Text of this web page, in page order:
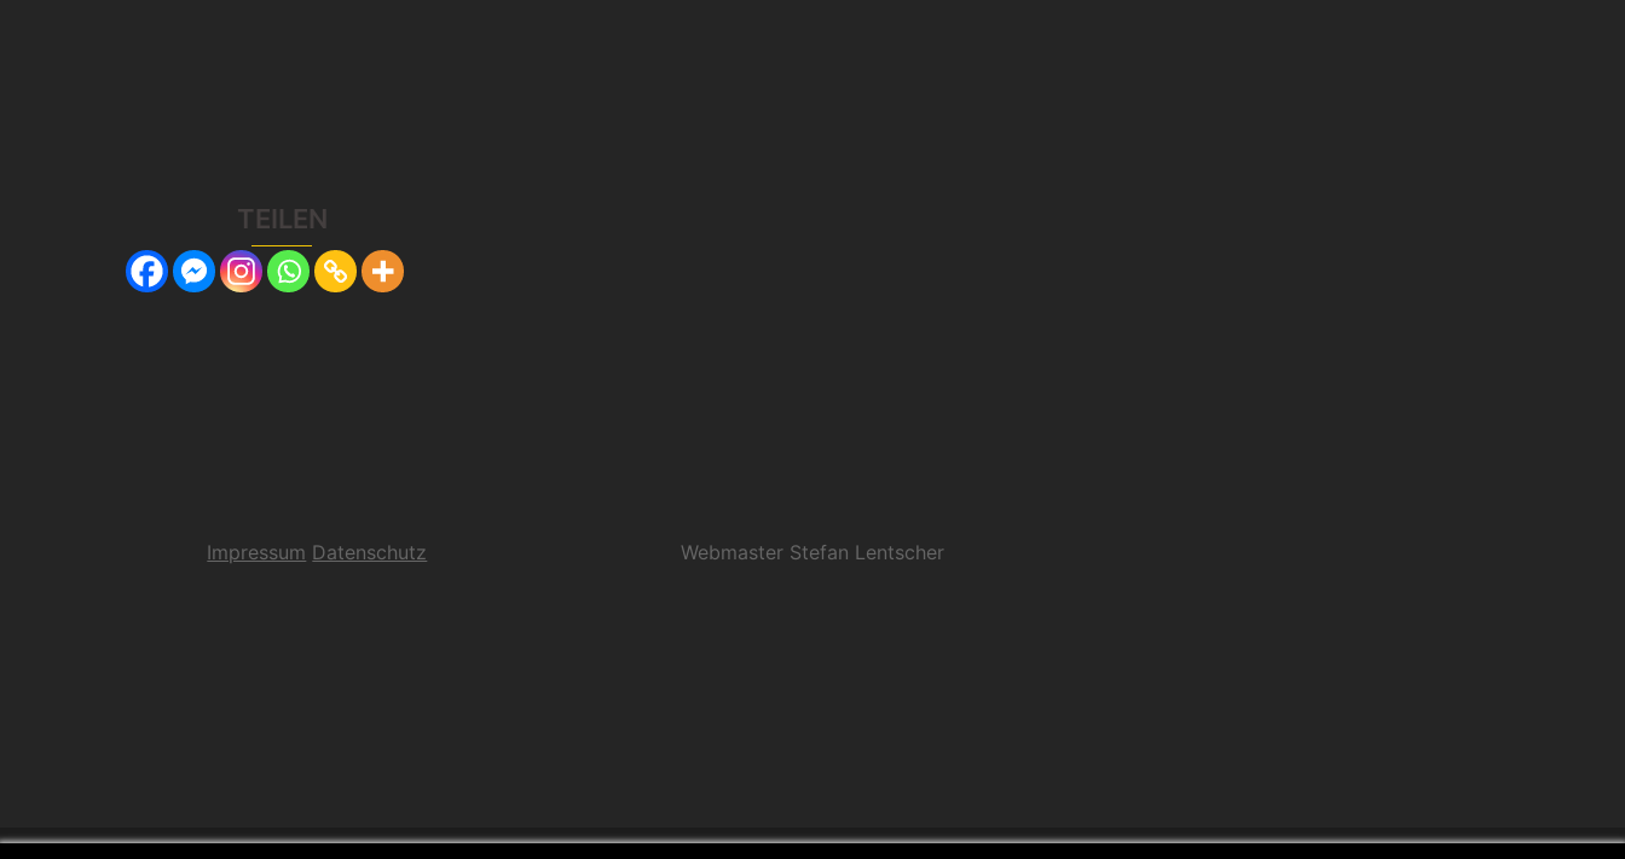
TEILEN
Impressum Datenschutz Webmaster Stefan Lentscher